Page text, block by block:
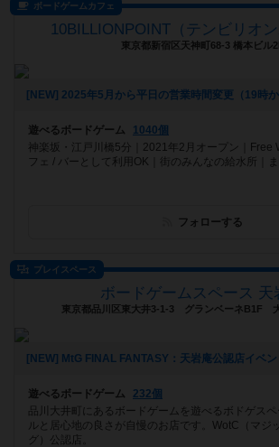
ボードゲームカフェ
10BILLIONPOINT（テンビリオン
東京都新宿区天神町68-3 橋本ビル
遊べるボードゲーム
1040個
神楽坂・江戸川橋5分｜2021年2月オープン｜Free
フェ / バーとして利用OK｜街のみんなの給水所｜
フォローする
プレイスペース
ボードゲームスペース 天
東京都品川区東大井3-1-3 グランベーネB1F
遊べるボードゲーム
232個
品川大井町にあるボードゲームを遊べるボドゲス
ルと居心地の良さが自慢のお店です。WotC（マジ
グ）公認店。